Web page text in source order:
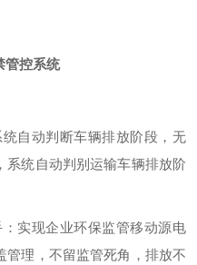
管控系统
统自动判断车辆排放阶段，无
系统自动判别运输车辆排放阶
：实现企业环保监管移动源电
管理，不留监管死角，排放不